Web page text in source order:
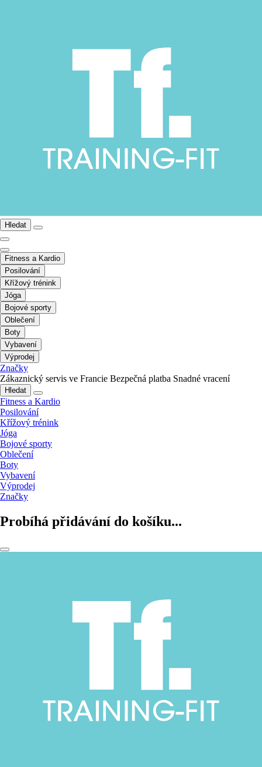
Hledat
Fitness a Kardio
Posilování
Křížový trénink
Jóga
Bojové sporty
Oblečení
Boty
Vybavení
Výprodej
Značky
Zákaznický servis ve Francie Bezpečná platba Snadné vracení
Hledat
Fitness a Kardio
Posilování
Křížový trénink
Jóga
Bojové sporty
Oblečení
Boty
Vybavení
Výprodej
Značky
Probíhá přidávání do košíku...